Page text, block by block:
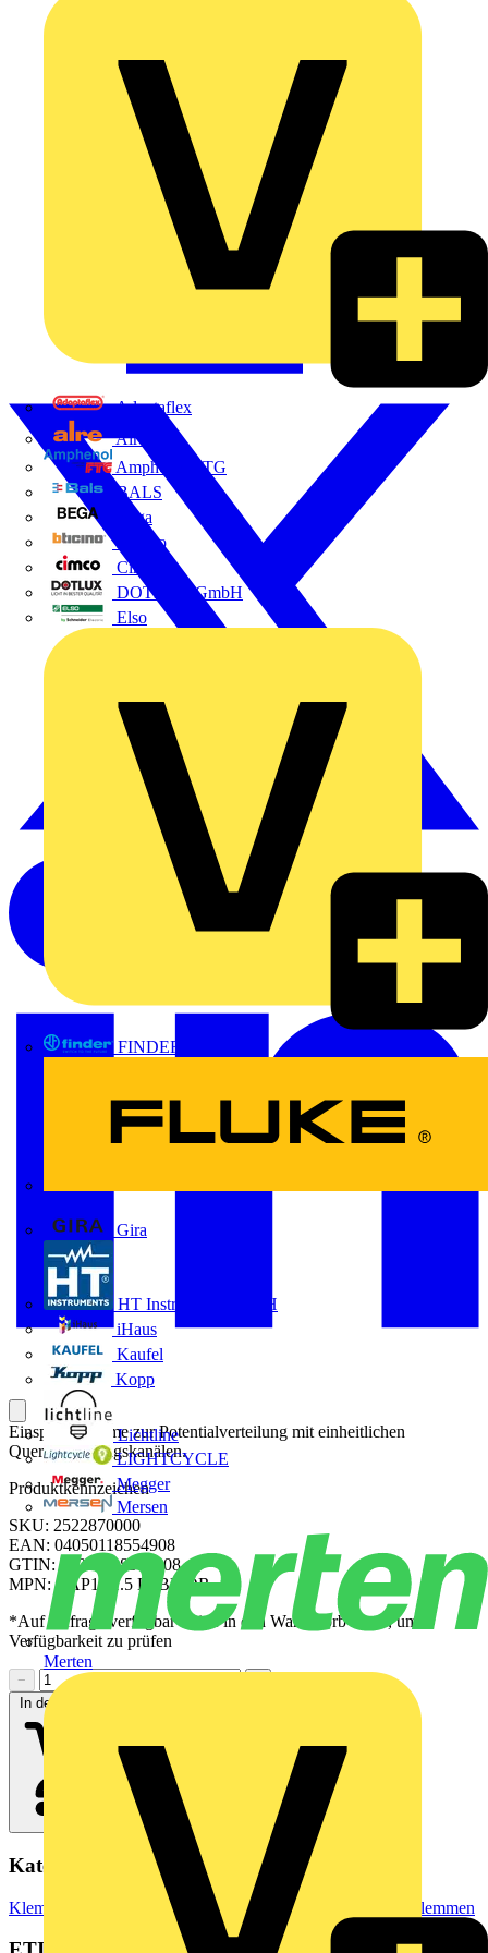
Adaptaflex
Alre
Amphenol FTG
BALS
Bega
Bticino
Cimco
DOTLUX GmbH
Elso
FINDER
Gira
HT Instruments GmbH
iHaus
Kaufel
Kopp
Lichtline
LIGHTCYCLE
Megger
Mersen
Merten
Einspeiseklemme zur Potentialverteilung mit einheitlichen
Querverbindungskanälen.
Produktkennzeichen
SKU: 2522870000
EAN: 04050118554908
GTIN: 04050118554908
MPN: AAP11 1.5 LI BL/OR
*Auf Anfrage verfügbar - bitte in den Warenkorb legen, um
Verfügbarkeit zu prüfen
−
In den Warenkorb
Kategorien
Klemmen, Steckverbinder & Verbindungselemente Reihenklemmen